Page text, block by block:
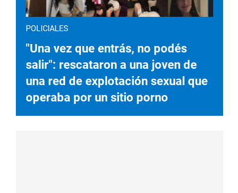
POLICIALES
"Una vez que entrás, no podés
salir": rescataron a una joven de
una red de explotación sexual que
operaba por un sitio porno